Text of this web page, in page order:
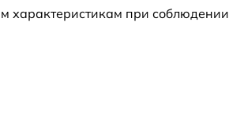
характеристикам при соблюдении